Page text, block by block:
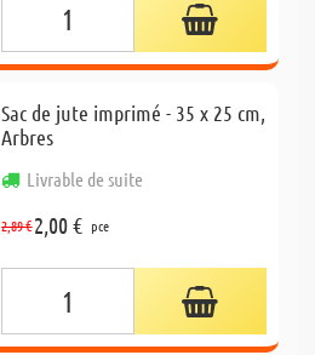
Sac de jute imprimé - 35 x 25 cm,
Arbres
Livrable de suite
2,89 €2,00 € pce